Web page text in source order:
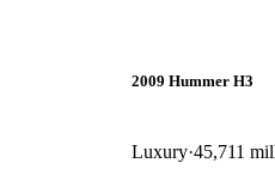
2009 Hummer H3
Luxury 45,711